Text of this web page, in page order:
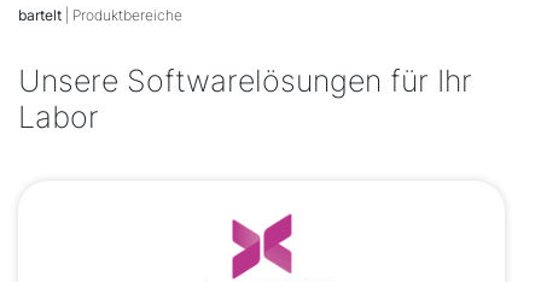
bartelt | Produktbereiche
Unsere Softwarelösungen für Ihr
Labor